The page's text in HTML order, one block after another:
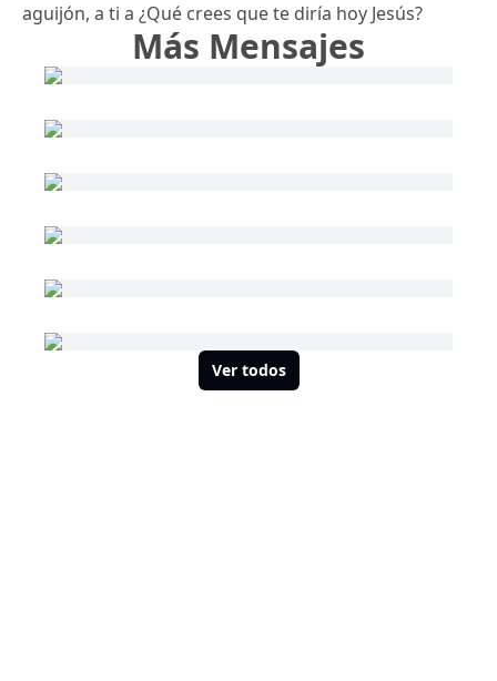
aguijón, a ti a ¿Qué crees que te diría hoy Jesús?
Más Mensajes
Ver todos